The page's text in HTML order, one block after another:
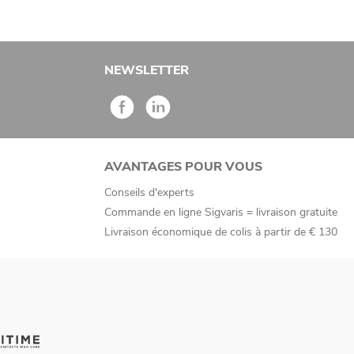
NEWSLETTER
AVANTAGES POUR VOUS
Conseils d'experts
Commande en ligne Sigvaris = livraison gratuite
Livraison économique de colis à partir de € 130